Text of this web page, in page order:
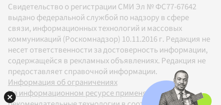
Свидетельство о регистрации СМИ Эл № ФС77-67642
выдано федеральной службой по надзору в сфере
связи, информационных технологий и массовых
коммуникаций (Роскомнадзор) 10.11.2016 г. Редакция не
несет ответственности за достоверность информации,
содержащейся в рекламных объявлениях. Редакция не
предоставляет справочной информации.
Информация об ограничениях
На информационном ресурсе применяются